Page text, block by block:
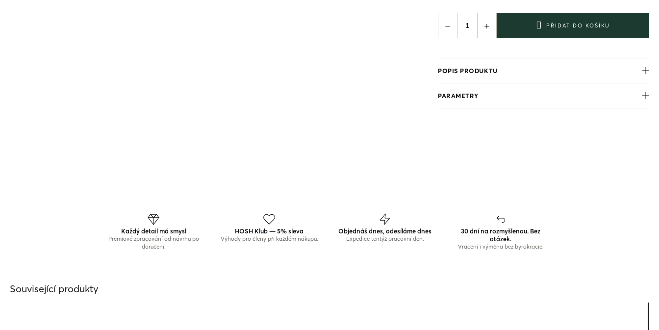
+
− PŘIDAT DO KOŠÍKU
POPIS PRODUKTU
PARAMETRY
Každý detail má smysl
Prémiové zpracování od návrhu po
doručení.
HOSH Klub — 5% sleva
Výhody pro členy při každém nákupu.
Objednáš dnes, odesíláme dnes
Expedice tentýž pracovní den.
30 dní na rozmyšlenou. Bez
otázek.
Vrácení i výměna bez byrokracie.
Související produkty